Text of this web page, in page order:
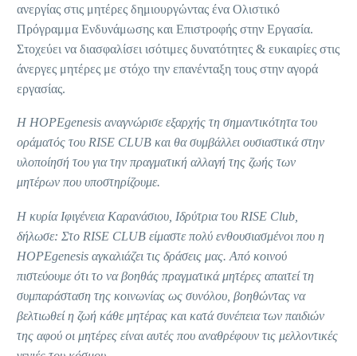
ανεργίας στις μητέρες δημιουργώντας ένα Ολιστικό
Πρόγραμμα Ενδυνάμωσης και Επιστροφής στην Εργασία.
Στοχεύει να διασφαλίσει ισότιμες δυνατότητες & ευκαιρίες στις
άνεργες μητέρες με στόχο την επανένταξη τους στην αγορά
εργασίας.
Η HOPEgenesis αναγνώρισε εξαρχής τη σημαντικότητα του
οράματός του RISE CLUB και θα συμβάλλει ουσιαστικά στην
υλοποίησή του για την πραγματική αλλαγή της ζωής των
μητέρων που υποστηρίζουμε.
Η κυρία Ιφιγένεια Καρανάσιου, Ιδρύτρια του RISE Club,
δήλωσε: Στο RISE CLUB είμαστε πολύ ενθουσιασμένοι που η
HOPEgenesis αγκαλιάζει τις δράσεις μας. Από κοινού
πιστεύουμε ότι το να βοηθάς πραγματικά μητέρες απαιτεί τη
συμπαράσταση της κοινωνίας ως συνόλου, βοηθώντας να
βελτιωθεί η ζωή κάθε μητέρας και κατά συνέπεια των παιδιών
της αφού οι μητέρες είναι αυτές που αναθρέφουν τις μελλοντικές